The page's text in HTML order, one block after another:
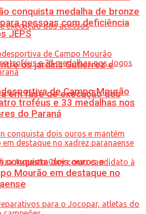
os jardins Gutierrez e
em fase de execução dos
conquista medalha de bronze
pessoas com deficiência
JEPS
de Campo Mourão
troféus e 33 medalhas nos
do Paraná
conquista dois ouros e
Mourão em destaque no